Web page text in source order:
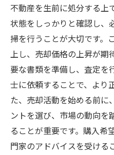
市場動向を考慮
親が購入した不
不動産を生前に処分する上
状態をしっかりと確認し、
掃を行うことが大切です。
上し、売却価格の上昇が期
要な書類を準備し、査定を
士に依頼することで、より
た、売却活動を始める前に
ントを選び、市場の動向を
ることが重要です。購入希
門家のアドバイスを受ける